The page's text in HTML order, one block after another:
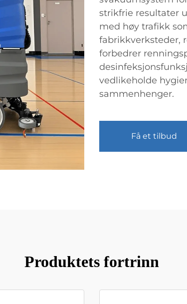
strikfrie resultater
med høy trafikk
fabrikkverksteder,
forbedrer
vedlikeholde
sammenhenger.
Få et tilbud
Produktets fortrinn